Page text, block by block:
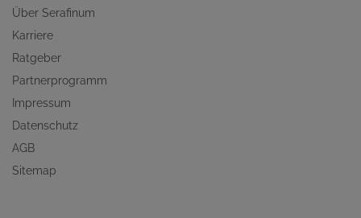
Über Serafinum
Karriere
Ratgeber
Partnerprogramm
Impressum
Datenschutz
AGB
Sitemap